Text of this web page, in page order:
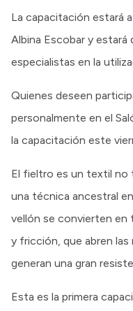
La capacitación estará
Albina Escobar y estará
especialistas en la
Quienes deseen
personalmente en el
la capacitación este
El fieltro es un textil no
una técnica ancestral
vellón se convierten en
y fricción, que abren las
generan una gran
Esta es la primera